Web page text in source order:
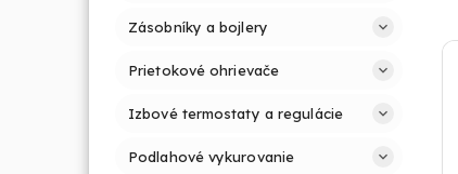
Zásobníky a bojlery
Prietokové ohrievače
Izbové termostaty a regulácie
Podlahové vykurovanie